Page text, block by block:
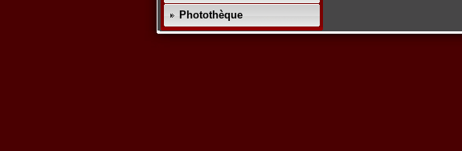
Photothèque